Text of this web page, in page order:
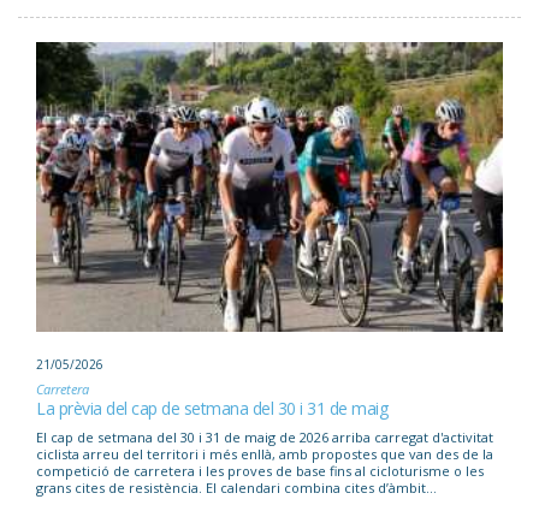
21/05/2026
Carretera
La prèvia del cap de setmana del 30 i 31 de maig
El cap de setmana del 30 i 31 de maig de 2026 arriba carregat d'activitat
ciclista arreu del territori i més enllà, amb propostes que van des de la
competició de carretera i les proves de base fins al cicloturisme o les
grans cites de resistència. El calendari combina cites d’àmbit...